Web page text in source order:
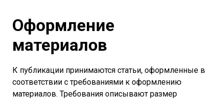
Оформление
материалов
К публикации принимаются статьи, оформленные в
соответствии с требованиями к оформлению
материалов. Требования описывают размер